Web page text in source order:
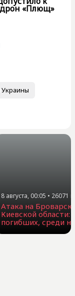
«Плющ»
8 августа, 00:05 • 26071
Атака на
Киевской области:
погибших, среди